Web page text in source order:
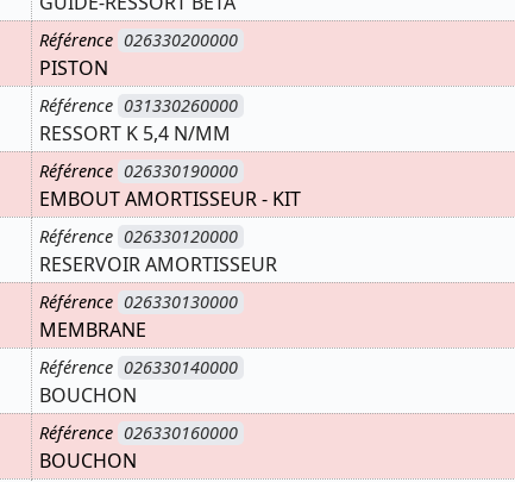
Référence 026330200000
PISTON
Référence 031330260000
RESSORT K 5,4 N/MM
Référence 026330190000
EMBOUT AMORTISSEUR - KIT
Référence 026330120000
RESERVOIR AMORTISSEUR
Référence 026330130000
MEMBRANE
Référence 026330140000
BOUCHON
Référence 026330160000
BOUCHON